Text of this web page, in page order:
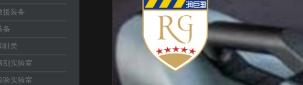
援装备
备
鞋类
剖实验室
验实验室